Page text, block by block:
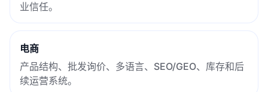
业信任。
电商
产品结构、批发询价、多语言、SEO/GEO、库存和后
续运营系统。